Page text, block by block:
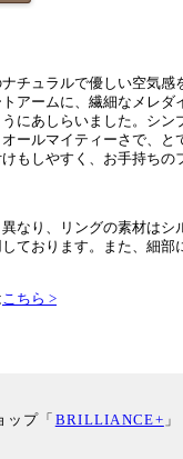
チュラルで優しい空気感
アームに、繊細なメレダ
にあしらいました。シン
ールマイティーさで、と
もしやすく、お手持ちの
なり、リングの素材はシ
ております。また、細
こちら >
プ「 BRILLIANCE+ 」